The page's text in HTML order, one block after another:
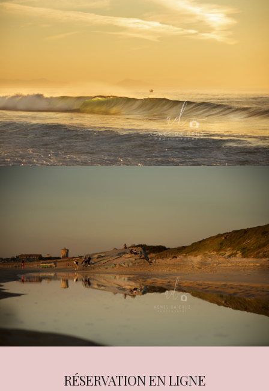
RÉSERVATION EN LIGNE